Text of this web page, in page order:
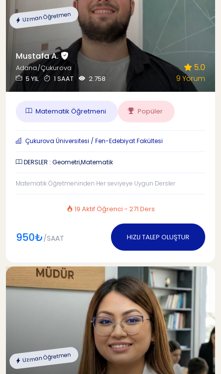
Uzman Öğretmen
Mustafa A.
Adana/Çukurova
5 YIL
1 SAAT 2.758
5.0
9 Yorum
Matematik Öğretmeni Popüler
Çukurova Üniversitesi / Fen-Edebiyat Fakültesi
DERSLER : Geometri,Matematik
Matematik Öğretmeninden Her seviyeye Uygun Dersler
19 Aktif Öğrenci - 271 Ders
950₺/SAAT HIZLI TALEP OLUŞTUR
Uzman Öğretmen